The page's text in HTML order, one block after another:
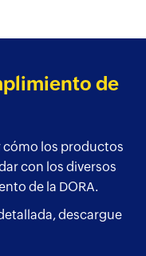
de
cómo los productos
con los diversos
de la DORA.
descargue